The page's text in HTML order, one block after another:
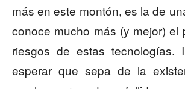
más en este montón, es la de
conoce mucho más (y mejor) el
riesgos de estas tecnologías.
esperar que sepa de la